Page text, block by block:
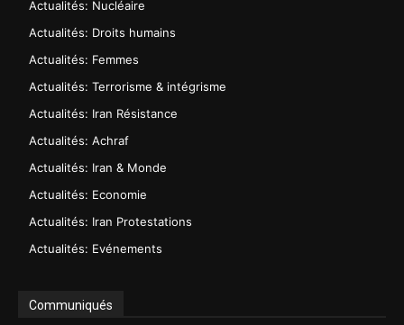
Actualités: Nucléaire
Actualités: Droits humains
Actualités: Femmes
Actualités: Terrorisme & intégrisme
Actualités: Iran Résistance
Actualités: Achraf
Actualités: Iran & Monde
Actualités: Economie
Actualités: Iran Protestations
Actualités: Evénements
Communiqués